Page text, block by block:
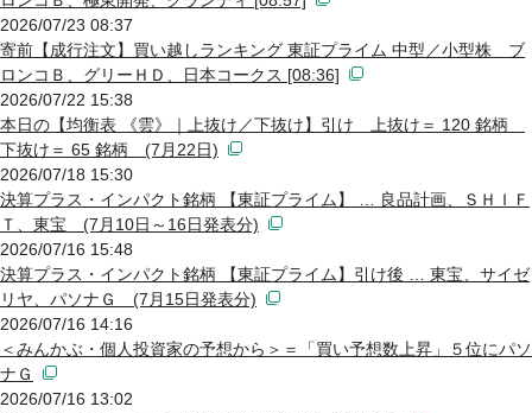
2026/07/23 08:37
寄前【成行注文】買い越しランキング 東証プライム 中型／小型株 ブ
ロンコＢ、グリーＨＤ、日本コークス [08:36]
2026/07/22 15:38
本日の【均衡表 《雲》｜上抜け／下抜け】引け 上抜け＝ 120 銘柄
下抜け＝ 65 銘柄 (7月22日)
2026/07/18 15:30
決算プラス・インパクト銘柄 【東証プライム】 … 良品計画、ＳＨＩＦ
Ｔ、東宝 (7月10日～16日発表分)
2026/07/16 15:48
決算プラス・インパクト銘柄 【東証プライム】引け後 … 東宝、サイゼ
リヤ、パソナＧ (7月15日発表分)
2026/07/16 14:16
＜みんかぶ・個人投資家の予想から＞＝「買い予想数上昇」５位にパソ
ナＧ
2026/07/16 13:02